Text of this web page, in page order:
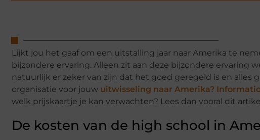
Lijkt jou het gaaf om een uitstalling jaar naar Amerika te
bijzondere ervaring. Alleen zit aan deze bijzondere ervaring
natuurlijk er zeker van zijn dat het goed geregeld is en alles
organisatie voor jouw uitwisseling naar Amerika?
welk prijskaartje je kan verwachten? Lees dan vooral dit
De kosten van de high school in